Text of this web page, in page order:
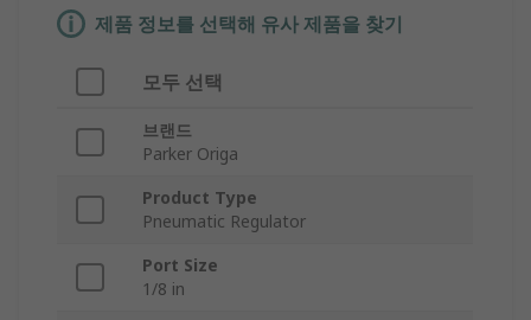
제품 정보를 선택해 유사 제품을 찾기
모두 선택
브랜드
Parker Origa
Product Type
Pneumatic Regulator
Port Size
1/8 in